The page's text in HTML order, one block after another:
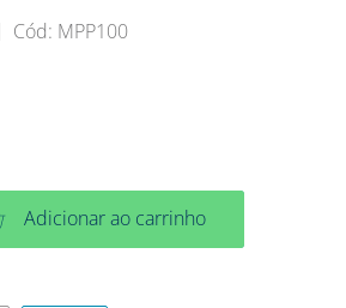
: MPP100
Adicionar ao carrinho